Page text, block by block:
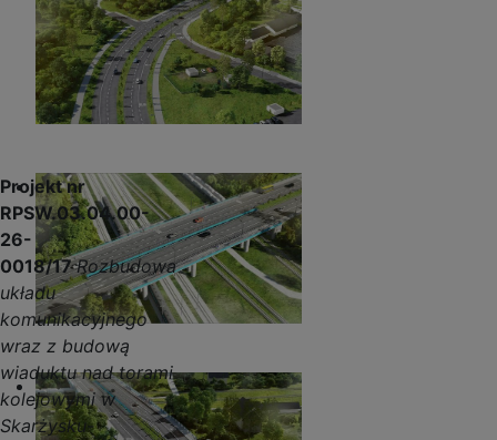
Projekt nr
RPSW.03.04.00-
26-
0018/17Rozbudowa
układu
komunikacyjnego
wraz z budową
wiaduktu nad torami
kolejowymi w
Skarżysku-